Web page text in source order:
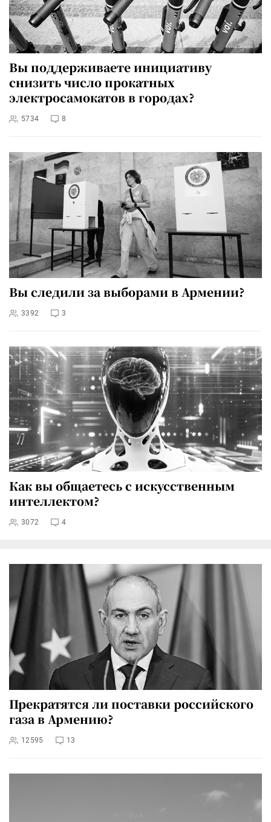
Вы поддерживаете инициативу
снизить число прокатных
электросамокатов в городах?
5734 8
Вы следили за выборами в Армении?
3392 3
Как вы общаетесь с искусственным
интеллектом?
3072 4
Прекратятся ли поставки российского
газа в Армению?
12595 13